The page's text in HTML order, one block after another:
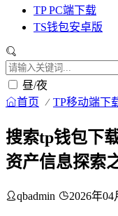
TP PC端下载
TS钱包安卓版
昼/夜
首页 TP移动端下
搜索tp钱包下
资产信息探索
qbadmin 2026年04